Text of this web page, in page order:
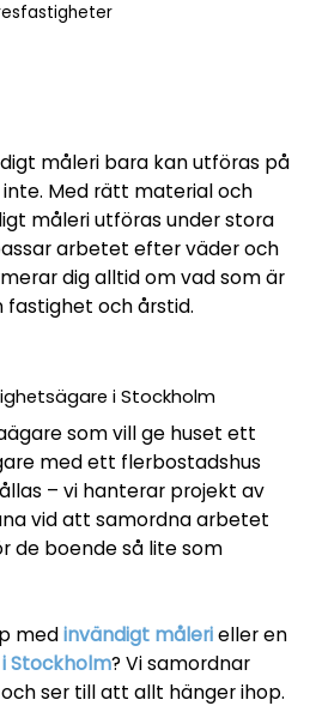
måleri bara kan utföras på
Med rätt material och
måleri utföras under stora
arbetet efter väder och
dig alltid om vad som är
fastighet och årstid.
i Stockholm
som vill ge huset ett
med ett flerbostadshus
– vi hanterar projekt av
vid att samordna arbetet
de boende så lite som
medinvändigt målerieller en
Stockholm? Vi samordnar
ser till att allt hänger ihop.